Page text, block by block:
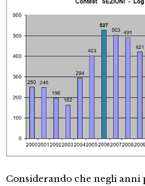
Considerando che negli anni